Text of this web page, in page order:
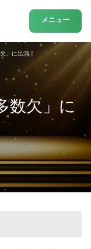
メニュー
欠」に
」に出演！